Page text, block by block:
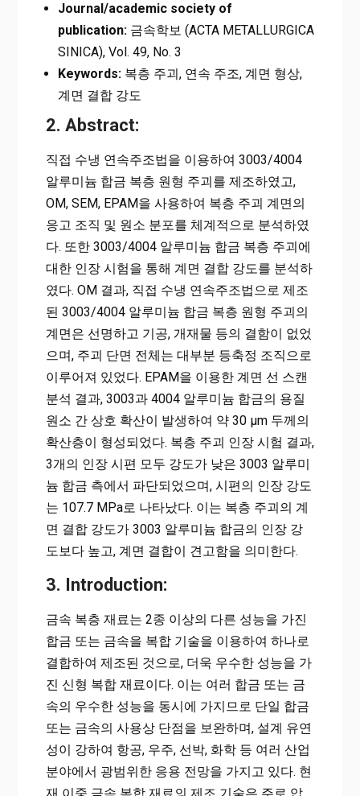
Journal/academic society of
publication:금속학보 (АСТА МЕTALLURGICA
SINICA), Vol. 49, No. 3
Keywords:복층 주괴, 연속 주조, 계면 형상,
계면 결합 강도
2. Abstract:
직접 수냉 연속주조법을 이용하여 3003/4004
알루미늄 합금 복층 원형 주괴를 제조하였고,
OM, SEM, EPAM을 사용하여 복층 주괴 계면의
응고 조직 및 원소 분포를 체계적으로 분석하였
다. 또한 3003/4004 알루미늄 합금 복층 주괴에
대한 인장 시험을 통해 계면 결합 강도를 분석하
였다. OM 결과, 직접 수냉 연속주조법으로 제조
된 3003/4004 알루미늄 합금 복층 원형 주괴의
계면은 선명하고 기공, 개재물 등의 결함이 없었
으며, 주괴 단면 전체는 대부분 등축정 조직으로
이루어져 있었다. EPAM을 이용한 계면 선 스캔
분석 결과, 3003과 4004 알루미늄 합금의 용질
원소 간 상호 확산이 발생하여 약 30 µm 두께의
확산층이 형성되었다. 복층 주괴 인장 시험 결과,
3개의 인장 시편 모두 강도가 낮은 3003 알루미
늄 합금 측에서 파단되었으며, 시편의 인장 강도
는 107.7 MPa로 나타났다. 이는 복층 주괴의 계
면 결합 강도가 3003 알루미늄 합금의 인장 강
도보다 높고, 계면 결합이 견고함을 의미한다.
3. Introduction:
금속 복층 재료는 2종 이상의 다른 성능을 가진
합금 또는 금속을 복합 기술을 이용하여 하나로
결합하여 제조된 것으로, 더욱 우수한 성능을 가
진 신형 복합 재료이다. 이는 여러 합금 또는 금
속의 우수한 성능을 동시에 가지므로 단일 합금
또는 금속의 사용상 단점을 보완하며, 설계 유연
성이 강하여 항공, 우주, 선박, 화학 등 여러 산업
분야에서 광범위한 응용 전망을 가지고 있다. 현